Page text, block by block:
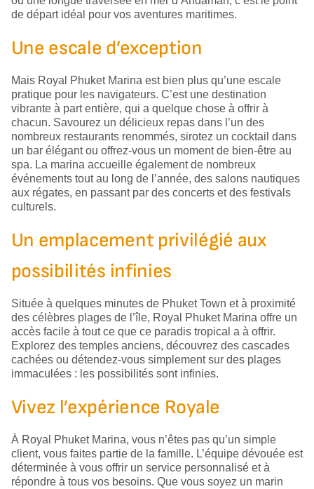
de départ idéal pour vos aventures maritimes.
Une escale d’exception
Mais Royal Phuket Marina est bien plus qu’une escale
pratique pour les navigateurs. C’est une destination
vibrante à part entière, qui a quelque chose à offrir à
chacun. Savourez un délicieux repas dans l’un des
nombreux restaurants renommés, sirotez un cocktail dans
un bar élégant ou offrez-vous un moment de bien-être au
spa. La marina accueille également de nombreux
événements tout au long de l’année, des salons nautiques
aux régates, en passant par des concerts et des festivals
culturels.
Un emplacement privilégié aux
possibilités infinies
Située à quelques minutes de Phuket Town et à proximité
des célèbres plages de l’île, Royal Phuket Marina offre un
accès facile à tout ce que ce paradis tropical a à offrir.
Explorez des temples anciens, découvrez des cascades
cachées ou détendez-vous simplement sur des plages
immaculées : les possibilités sont infinies.
Vivez l’expérience Royale
À Royal Phuket Marina, vous n’êtes pas qu’un simple
client, vous faites partie de la famille. L’équipe dévouée est
déterminée à vous offrir un service personnalisé et à
répondre à tous vos besoins. Que vous soyez un marin